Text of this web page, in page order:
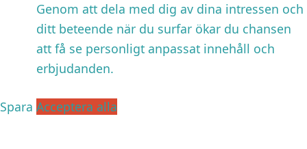
Genom att dela med dig av dina intressen och
ditt beteende när du surfar ökar du chansen
att få se personligt anpassat innehåll och
erbjudanden.
Spara Acceptera alla